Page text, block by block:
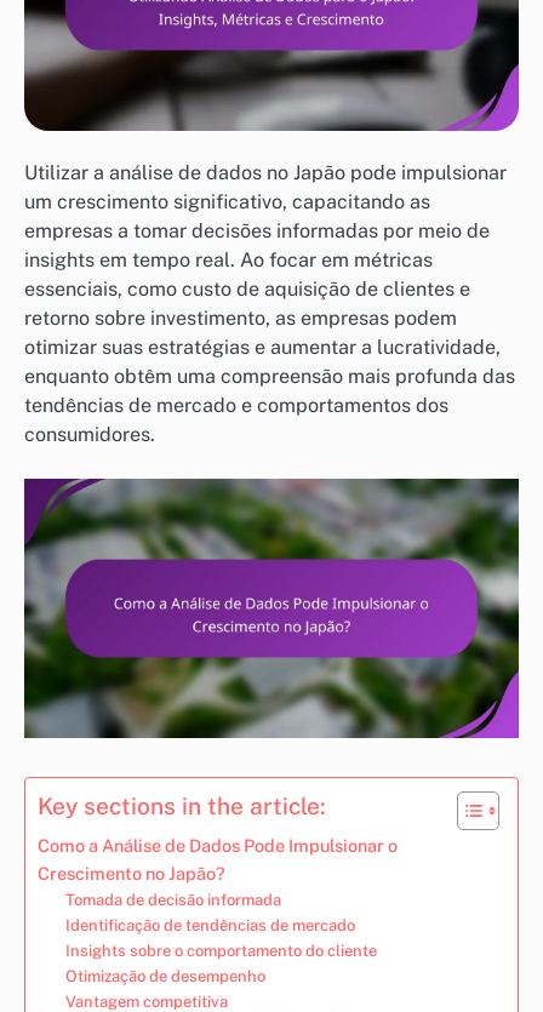
Utilizar a análise de dados no Japão pode impulsionar
um crescimento significativo, capacitando as
empresas a tomar decisões informadas por meio de
insights em tempo real. Ao focar em métricas
essenciais, como custo de aquisição de clientes e
retorno sobre investimento, as empresas podem
otimizar suas estratégias e aumentar a lucratividade,
enquanto obtêm uma compreensão mais profunda das
tendências de mercado e comportamentos dos
consumidores.
Key sections in the article:
Como a Análise de Dados Pode Impulsionar o
Crescimento no Japão?
Tomada de decisão informada
Identificação de tendências de mercado
Insights sobre o comportamento do cliente
Otimização de desempenho
Vantagem competitiva